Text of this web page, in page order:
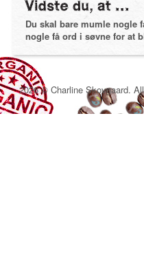
Du skal bare mumle nogle
nogle få ord i søvne for at
2026 © Charline Skovgaard.